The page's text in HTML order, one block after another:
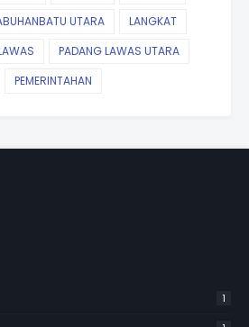
UTARA
LANGKAT
PADANG LAWAS UTARA
PEMERINTAHAN
1